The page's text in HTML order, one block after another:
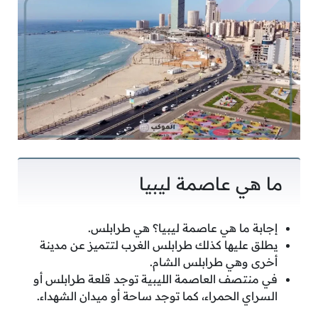
ما هي عاصمة ليبيا
إجابة ما هي عاصمة ليبيا؟ هي طرابلس.
يطلق عليها كذلك طرابلس الغرب لتتميز عن مدينة
أخرى وهي طرابلس الشام.
في منتصف العاصمة الليبية توجد قلعة طرابلس أو
السراي الحمراء، كما توجد ساحة أو ميدان الشهداء.